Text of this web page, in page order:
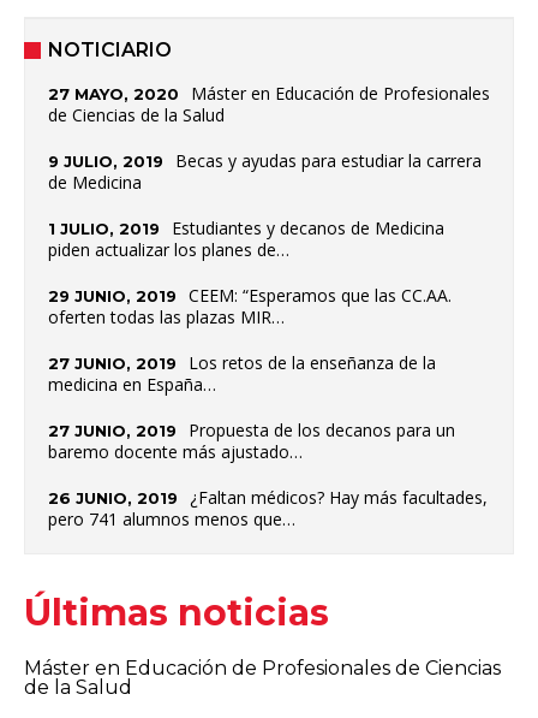
NOTICIARIO
27 MAYO, 2020
Máster en Educación de Profesionales
de Ciencias de la Salud
9 JULIO, 2019
Becas y ayudas para estudiar la carrera
de Medicina
1 JULIO, 2019
Estudiantes y decanos de Medicina
piden actualizar los planes de…
29 JUNIO, 2019
CEEM: “Esperamos que las CC.AA.
oferten todas las plazas MIR…
27 JUNIO, 2019
Los retos de la enseñanza de la
medicina en España…
27 JUNIO, 2019
Propuesta de los decanos para un
baremo docente más ajustado…
26 JUNIO, 2019
¿Faltan médicos? Hay más facultades,
pero 741 alumnos menos que…
Últimas noticias
Máster en Educación de Profesionales de Ciencias
de la Salud